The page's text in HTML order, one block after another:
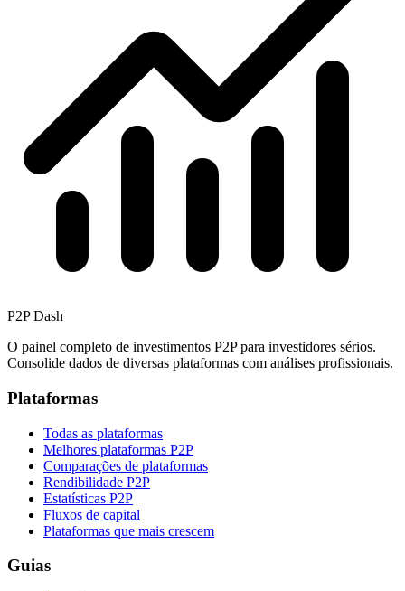
P2P Dash
O painel completo de investimentos P2P para investidores sérios.
Consolide dados de diversas plataformas com análises profissionais.
Plataformas
Todas as plataformas
Melhores plataformas P2P
Comparações de plataformas
Rendibilidade P2P
Estatísticas P2P
Fluxos de capital
Plataformas que mais crescem
Guias